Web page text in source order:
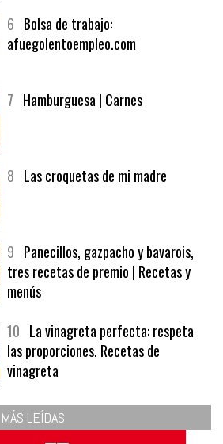
6 Bolsa de trabajo:
afuegolentoempleo.com
7 Hamburguesa | Carnes
8 Las croquetas de mi madre
9 Panecillos, gazpacho y bavarois,
tres recetas de premio | Recetas y
menús
10 La vinagreta perfecta: respeta
las proporciones. Recetas de
vinagreta
MÁS LEÍDAS